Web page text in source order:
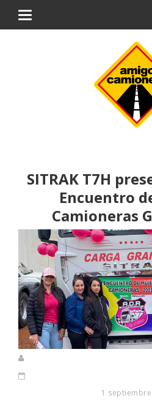
SITRAK T7H
Encuentro
Camioneras
1